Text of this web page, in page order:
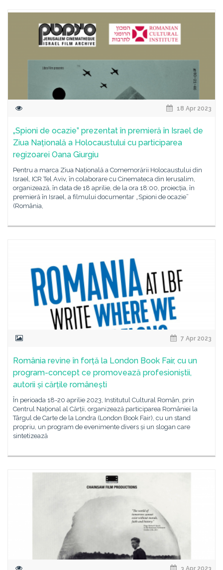
18 Apr 2023
„Spioni de ocazie” prezentat în premieră în Israel de
Ziua Națională a Holocaustului cu participarea
regizoarei Oana Giurgiu
Pentru a marca Ziua Națională a Comemorării Holocaustului din
Israel, ICR Tel Aviv, în colaborare cu Cinemateca din Ierusalim,
organizează, în data de 18 aprilie, de la ora 18:00, proiecția, în
premieră în Israel, a filmului documentar „Spioni de ocazie”
(România,
7 Apr 2023
România revine în forță la London Book Fair, cu un
program-concept ce promovează profesioniștii,
autorii și cărțile românești
În perioada 18-20 aprilie 2023, Institutul Cultural Român, prin
Centrul Național al Cărții, organizează participarea României la
Târgul de Carte de la Londra (London Book Fair), cu un stand
propriu, un program de evenimente divers și un slogan care
sintetizează
3 Apr 2023